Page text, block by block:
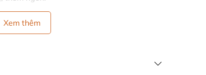
Xem thêm